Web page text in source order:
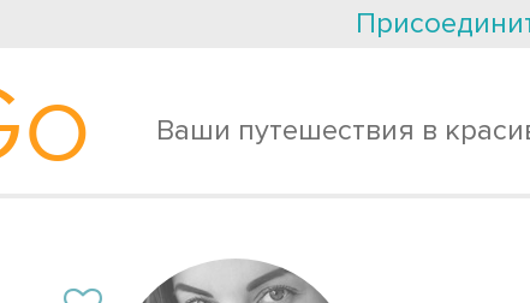
Ваши путешествия в